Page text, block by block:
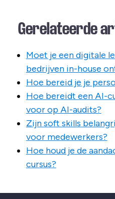
Gerelateerde
Moet je een digitale
bedrijven in-house
Hoe bereid je je
Hoe bereidt een AI-
voor op AI-audits?
Zijn soft skills
voor medewerkers?
Hoe houd je de
cursus?